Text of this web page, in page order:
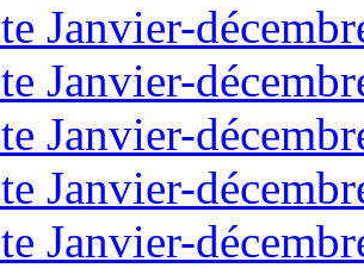
Janvier-
Janvier-
Janvier-
Janvier-
Janvier-